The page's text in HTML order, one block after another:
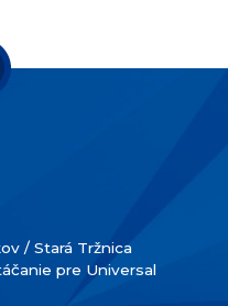
/ Stará Tržnica
pre Universal